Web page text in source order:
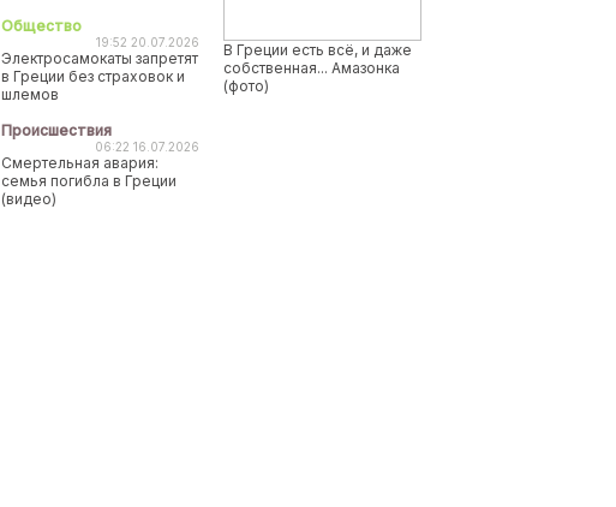
Общество
19:52 20.07.2026
Электросамокаты запретят
в Греции без страховок и
шлемов
Происшествия
06:22 16.07.2026
Смертельная авария:
семья погибла в Греции
(видео)
В Греции есть всё, и даже
собственная... Амазонка
(фото)